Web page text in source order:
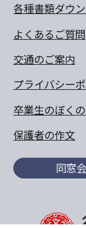
各種書類ダウ
よくあるご質問
交通のご案内
プライバシー
卒業生のぼく
保護者の作文
同窓会